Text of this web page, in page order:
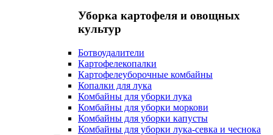
Уборка картофеля и овощных
культур
Ботвоудалители
Картофелекопалки
Картофелеуборочные комбайны
Копалки для лука
Комбайны для уборки лука
Комбайны для уборки моркови
Комбайны для уборки капусты
Комбайны для уборки лука-севка и чеснока